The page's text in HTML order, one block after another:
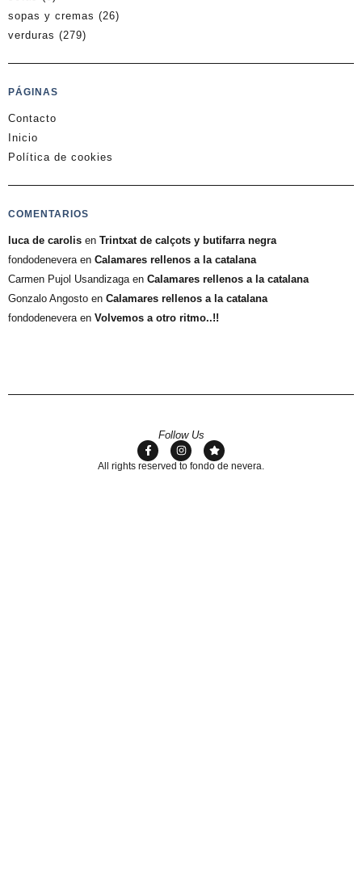
sopas y cremas (26)
verduras (279)
PÁGINAS
Contacto
Inicio
Política de cookies
COMENTARIOS
luca de carolis en Trintxat de calçots y butifarra negra
fondodenevera en Calamares rellenos a la catalana
Carmen Pujol Usandizaga en Calamares rellenos a la catalana
Gonzalo Angosto en Calamares rellenos a la catalana
fondodenevera en Volvemos a otro ritmo..!!
Follow Us
All rights reserved to fondo de nevera.